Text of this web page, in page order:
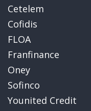
Cetelem
Cofidis
FLOA
Franfinance
Oney
Sofinco
Younited Credit